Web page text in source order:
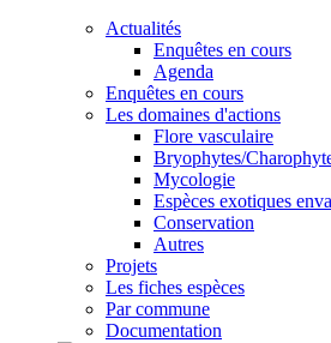
Actualités
Enquêtes en cours
Agenda
Enquêtes en cours
Les domaines d'actions
Flore vasculaire
Bryophytes/
Mycologie
Espèces exotiques
Conservation
Autres
Projets
Les fiches espèces
Par commune
Documentation